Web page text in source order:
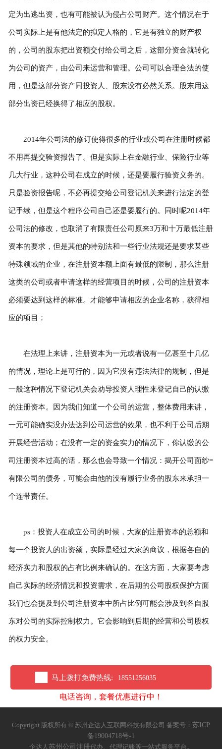
定为出逃出资，也有可能被认为侵占公司财产。这个情况在于
公司实际上是有他法定的拟定人格的，它是有独立的财产权
的，公司的股东把出资额交付给公司之后，这部分资金就转化
为公司的资产，由公司来运营和管理。公司可以合理合法的使
用，但是这部分资产同投资人、股东没有必然关系。股东用这
部分出资已经换得了相应的股权。
2014年公司法的修订使得很多的行业或公司在注册时候都
不用再提交验资报告了。但是实际上在金融行业、保险行业等
几大行业，这种公司在成立的时候，还是要履行验资义务的。
只是验资报告呢，不必再提交给公司登记机关来进行法定的登
记手续，但是这个程序公司自己还是要履行的。同时呢2014年
公司法的修改，也取消了有限责任公司原来3万和十万最低注册
资本的要求，但是其他的特别法和一些行业法规还是要求某些
特殊领域的企业，在注册资本额上面有最低的限制，那么注册
这类的公司或者申请这样的经营项目的时候，公司的注册资本
必须要达到这样的标准。才能够申请相应的企业名称，获得相
应的项目；
在法理上来讲，注册资本为一元或者说有一亿甚至十几亿
的情况，理论上是可行的，因为它没有违法法律的规制，但是
一般这种情况下登记机关会劝导投资人理性来登记自己的认缴
的注册资本。因为我们知道一个公司的运营，整体费用来讲，
一元可能确实没办法达到公司运营的效果，也不利于公司后期
开展经营活动；在没有一定的资金实力的情况下，你认缴的公
司注册资本过高的话，那么也会导致一个情况：揭开公司面纱=
有限公司的债务，可能会由他的没有履行业务的股东来承担一
个连带责任。
ps：投资人在成立公司的时候，大家的注册资本的总额和
每一个投资人的出资额，实际是经过大家的商议，根据各自的
经济实力和股权的占有比例来确认的。在这方面，大家要考虑
自己实际的经济情况和投资需求，在后期的公司股权保护方面
我们也会提及到公司注册资本中所占比例可能会涉及到各自股
东对公司的实际控制权力。它会影响到后期的经营和公司股权
的权力安全。
马上拨打免费热线: 18551256035
电话咨询，套餐优惠进行中！
Copyright 版权所有 © 苏州企达人互联网科技有限公司 备案号： 苏ICP
备19004718号-1
企达人苏州公司注册代办、代理记账等一站式服务平台。